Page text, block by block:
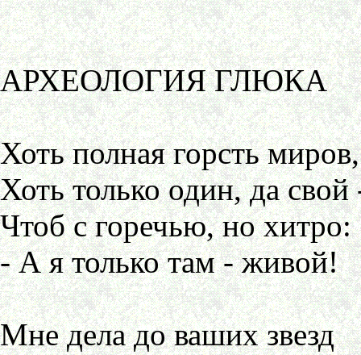
АРХЕОЛОГИЯ ГЛЮКА
Хоть полная горсть миров,
Хоть только один, да свой
Чтоб с горечью, но хитро:
- А я только там - живой!
Мне дела до ваших звезд